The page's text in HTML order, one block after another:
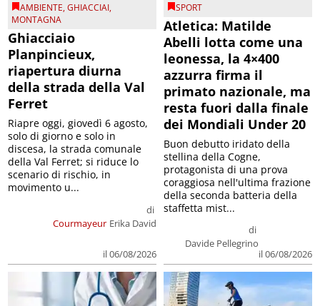
AMBIENTE,GHIACCIAI,
MONTAGNA
Ghiacciaio
Planpincieux,
riapertura diurna
della strada della Val
Ferret
Courmayeur
di
Erika David
il 06/08/2026
Riapre oggi, giovedì 6 agosto,
solo di giorno e solo in
discesa, la strada comunale
della Val Ferret; si riduce lo
scenario di rischio, in
movimento u...
SPORT
Atletica: Matilde
Abelli lotta come una
leonessa, la 4×400
azzurra firma il
primato nazionale, ma
resta fuori dalla finale
dei Mondiali Under 20
di
Davide Pellegrino
il 06/08/2026
Buon debutto iridato della
stellina della Cogne,
protagonista di una prova
coraggiosa nell'ultima frazione
della seconda batteria della
staffetta mist...